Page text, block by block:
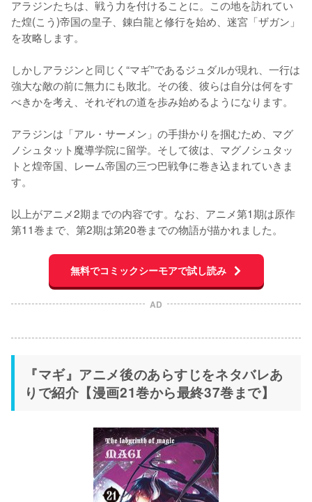
アラジンたちは、戦う力を付けることに。この地を訪れてい
た煌(こう)帝国の皇子、錬白龍と修行を始め、迷宮「ザガン」
を攻略します。
しかしアラジンと同じく“マギ”であるジュダルが現れ、一行は
強大な敵の前に無力にも敗北。その後、彼らは自分は何をす
べきかを考え、それぞれの道を歩み始めるようになります。
アラジンは「アル・サーメン」の手掛かりを掴むため、マグ
ノシュタット魔導学院に留学。そして彼は、マグノシュタッ
トと煌帝国、レーム帝国の三つ巴戦争に巻き込まれていきま
す。
以上がアニメ2期までの内容です。なお、アニメ第1期は原作
第11巻まで、第2期は第20巻までの物語が描かれました。
無料でコミックシーモアで試し読み
AD
『マギ』アニメ後のあらすじをネタバレあ
りで紹介【漫画21巻から最終37巻まで】